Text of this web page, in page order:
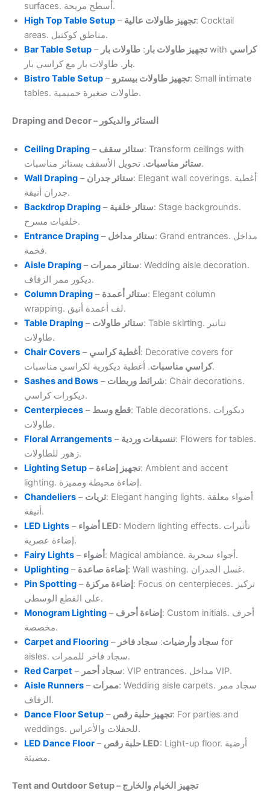
surfaces. أسطح مريحة.
High Top Table Setup – تجهيز طاولات عالية: Cocktail
areas. مناطق كوكتيل.
Bar Table Setup – تجهيز طاولات بار : طاولات بار with كراسي
بار. طاولات بار مع كراسي بار.
Bistro Table Setup – تجهيز طاولات بيسترو: Small intimate
tables. طاولات صغيرة حميمية.
Draping and Decor – الستائر والديكور
Ceiling Draping – ستائر سقف: Transform ceilings with
ستائر مناسبات. تحويل الأسقف بستائر مناسبات.
Wall Draping – ستائر جدران: Elegant wall coverings. أغطية
جدران أنيقة.
Backdrop Draping – ستائر خلفية: Stage backgrounds.
خلفيات مسرح.
Entrance Draping – ستائر مداخل: Grand entrances. مداخل
فخمة.
Aisle Draping – ستائر ممرات: Wedding aisle decoration.
ديكور ممر الزفاف.
Column Draping – ستائر أعمدة: Elegant column
wrapping. لف أعمدة أنيق.
Table Draping – ستائر طاولات: Table skirting. تنانير
طاولات.
Chair Covers – أغطية كراسي : Decorative covers for
كراسي مناسبات. أغطية ديكورية لكراسي مناسبات.
Sashes and Bows – شرائط وربطات: Chair decorations.
ديكورات كراسي.
Centerpieces – قطع وسط: Table decorations. ديكورات
طاولات.
Floral Arrangements – تنسيقات وردية: Flowers for tables.
زهور للطاولات.
Lighting Setup – تجهيز إضاءة: Ambient and accent
lighting. إضاءة محيطة ومميزة.
Chandeliers – ثريات: Elegant hanging lights. أضواء معلقة
أنيقة.
LED Lights – أضواء LED: Modern lighting effects. تأثيرات
إضاءة عصرية.
Fairy Lights – أضواء
: Magical ambiance. أجواء سحرية.
Uplighting – إضاءة صاعدة
: Wall washing. غسل الجدران.
Pin Spotting – إضاءة مركزة: Focus on centerpieces. تركيز
على القطع الوسطى.
Monogram Lighting – إضاءة أحرف: Custom initials. أحرف
مخصصة.
Carpet and Flooring – سجاد وأرضيات: سجاد فاخر
for
aisles. سجاد فاخر للممرات.
Red Carpet – سجاد أحمر
: VIP entrances. مداخل VIP.
Aisle Runners – ممرات: Wedding aisle carpets. سجاد ممر
الزفاف.
Dance Floor Setup – تجهيز حلبة رقص: For parties and
weddings. للحفلات والأعراس.
LED Dance Floor – حلبة رقص LED: Light-up floor. أرضية
مضيئة.
Tent and Outdoor Setup – تجهيز الخيام والخارج